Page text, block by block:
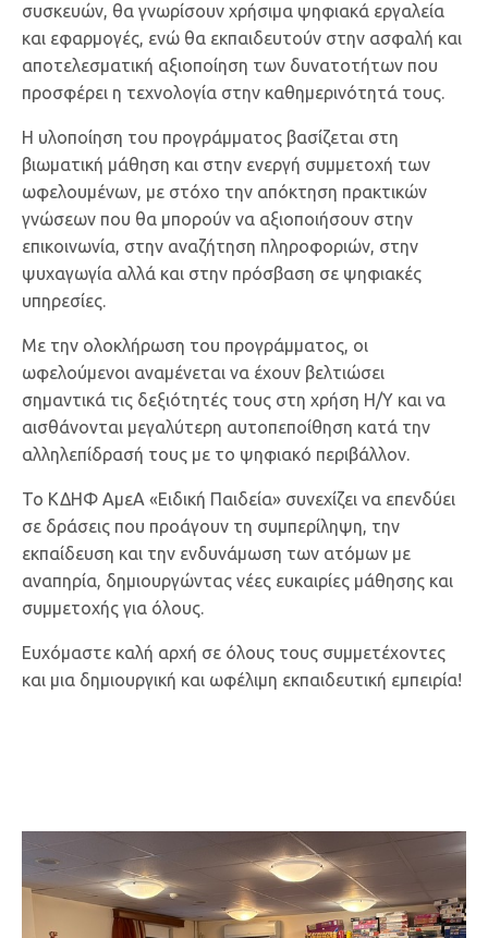
συσκευών, θα γνωρίσουν χρήσιμα ψηφιακά εργαλεία
και εφαρμογές, ενώ θα εκπαιδευτούν στην ασφαλή και
αποτελεσματική αξιοποίηση των δυνατοτήτων που
προσφέρει η τεχνολογία στην καθημερινότητά τους.
Η υλοποίηση του προγράμματος βασίζεται στη
βιωματική μάθηση και στην ενεργή συμμετοχή των
ωφελουμένων, με στόχο την απόκτηση πρακτικών
γνώσεων που θα μπορούν να αξιοποιήσουν στην
επικοινωνία, στην αναζήτηση πληροφοριών, στην
ψυχαγωγία αλλά και στην πρόσβαση σε ψηφιακές
υπηρεσίες.
Με την ολοκλήρωση του προγράμματος, οι
ωφελούμενοι αναμένεται να έχουν βελτιώσει
σημαντικά τις δεξιότητές τους στη χρήση Η/Υ και να
αισθάνονται μεγαλύτερη αυτοπεποίθηση κατά την
αλληλεπίδρασή τους με το ψηφιακό περιβάλλον.
Το ΚΔΗΦ ΑμεΑ «Ειδική Παιδεία» συνεχίζει να επενδύει
σε δράσεις που προάγουν τη συμπερίληψη, την
εκπαίδευση και την ενδυνάμωση των ατόμων με
αναπηρία, δημιουργώντας νέες ευκαιρίες μάθησης και
συμμετοχής για όλους.
Ευχόμαστε καλή αρχή σε όλους τους συμμετέχοντες
και μια δημιουργική και ωφέλιμη εκπαιδευτική εμπειρία!